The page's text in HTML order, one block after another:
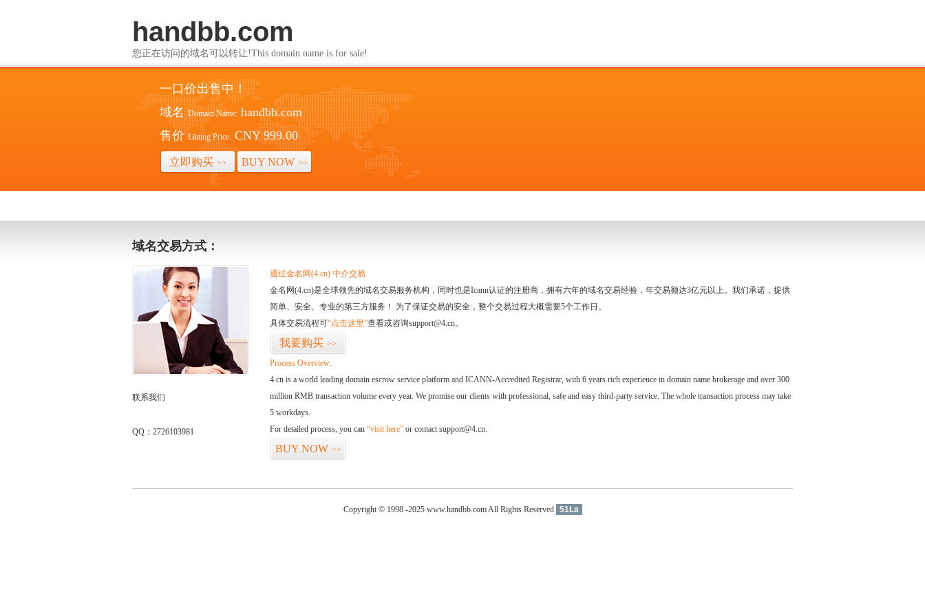
handbb.com
您正在访问的域名可以转让!This domain name is for sale!
一口价出售中！
域名 Domain Name: handbb.com
售价 Listing Price: CNY 999.00
立即购买 >> BUY NOW >>
域名交易方式：
联系我们
QQ：2726103981
通过金名网(4.cn) 中介交易
金名网(4.cn)是全球领先的域名交易服务机构，同时也是Icann认证的注册商，拥有六年的域名交易经验，年交易额达3亿元以上。我们承诺，提供
简单、安全、专业的第三方服务！ 为了保证交易的安全，整个交易过程大概需要5个工作日。
具体交易流程可“点击这里”查看或咨询support@4.cn。
我要购买 >>
Process Overview:
4.cn is a world leading domain escrow service platform and ICANN-Accredited Registrar, with 6 years rich experience in domain name brokerage and over 300
million RMB transaction volume every year. We promise our clients with professional, safe and easy third-party service. The whole transaction process may take
5 workdays.
For detailed process, you can “visit here” or contact support@4.cn.
BUY NOW >>
Copyright © 1998 -2025 www.handbb.com All Rights Reserved 51La